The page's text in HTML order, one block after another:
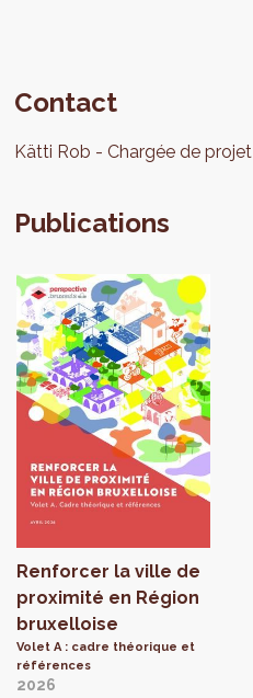
Contact
Kätti Rob Chargée de projet
Publications
Renforcer la ville de
proximité en Région
bruxelloise
Volet A : cadre théorique et
références
2026